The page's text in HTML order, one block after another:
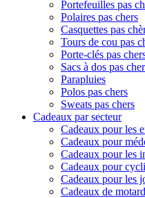
Portefeuilles pas
Polaires pas chers
Casquettes pas
Tours de cou pas
Porte-clés pas
Sacs à dos pas
Parapluies
Polos pas chers
Sweats pas chers
Cadeaux par secteur
Cadeaux pour les
Cadeaux pour
Cadeaux pour les
Cadeaux pour
Cadeaux pour les
Cadeaux de motard